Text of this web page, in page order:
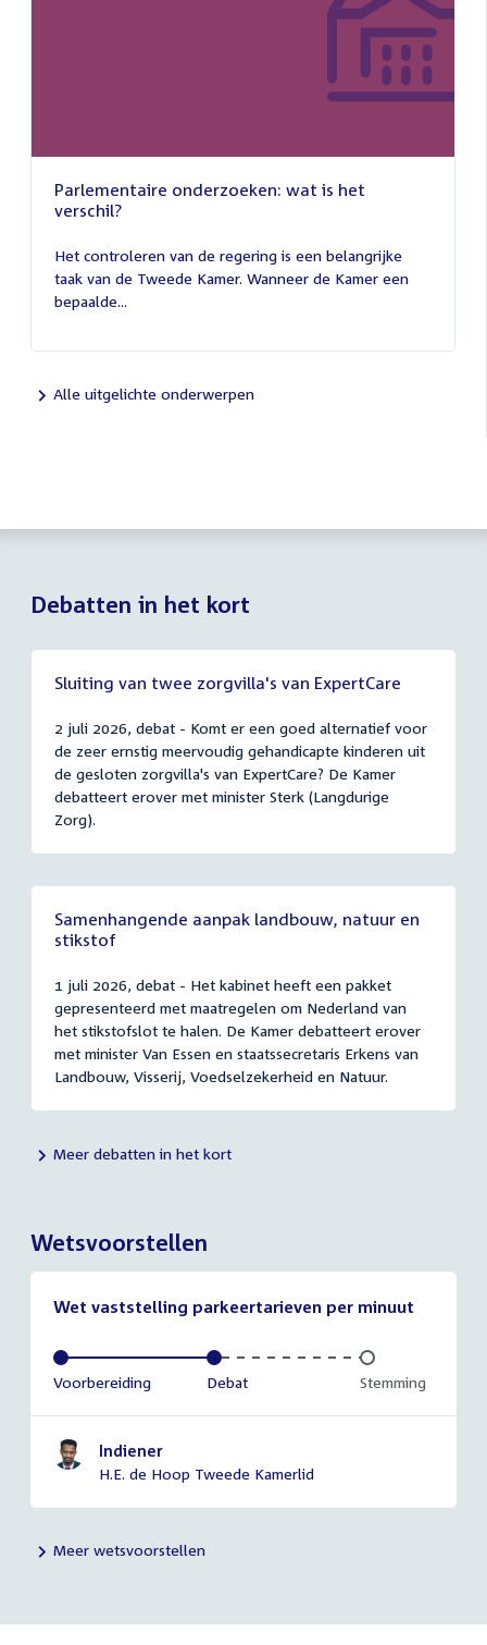
Parlementaire onderzoeken: wat is het
verschil?
juli
2026
Het controleren van de regering is een belangrijke
taak van de Tweede Kamer. Wanneer de Kamer een
bepaalde...
Alle uitgelichte onderwerpen
Debatten in het kort
Sluiting van twee zorgvilla's van ExpertCare
2 juli 2026, debat - Komt er een goed alternatief voor
de zeer ernstig meervoudig gehandicapte kinderen uit
de gesloten zorgvilla's van ExpertCare? De Kamer
debatteert erover met minister Sterk (Langdurige
Zorg).
Samenhangende aanpak landbouw, natuur en
stikstof
1 juli 2026, debat - Het kabinet heeft een pakket
gepresenteerd met maatregelen om Nederland van
het stikstofslot te halen. De Kamer debatteert erover
met minister Van Essen en staatssecretaris Erkens van
Landbouw, Visserij, Voedselzekerheid en Natuur.
Meer debatten in het kort
Wetsvoorstellen
Wet vaststelling parkeertarieven per minuut
Voltooid:
Voorbereiding Voltooid:
Debat Onvoltooid:
Stemming
Indiener
H.E. de Hoop Tweede Kamerlid
Meer wetsvoorstellen